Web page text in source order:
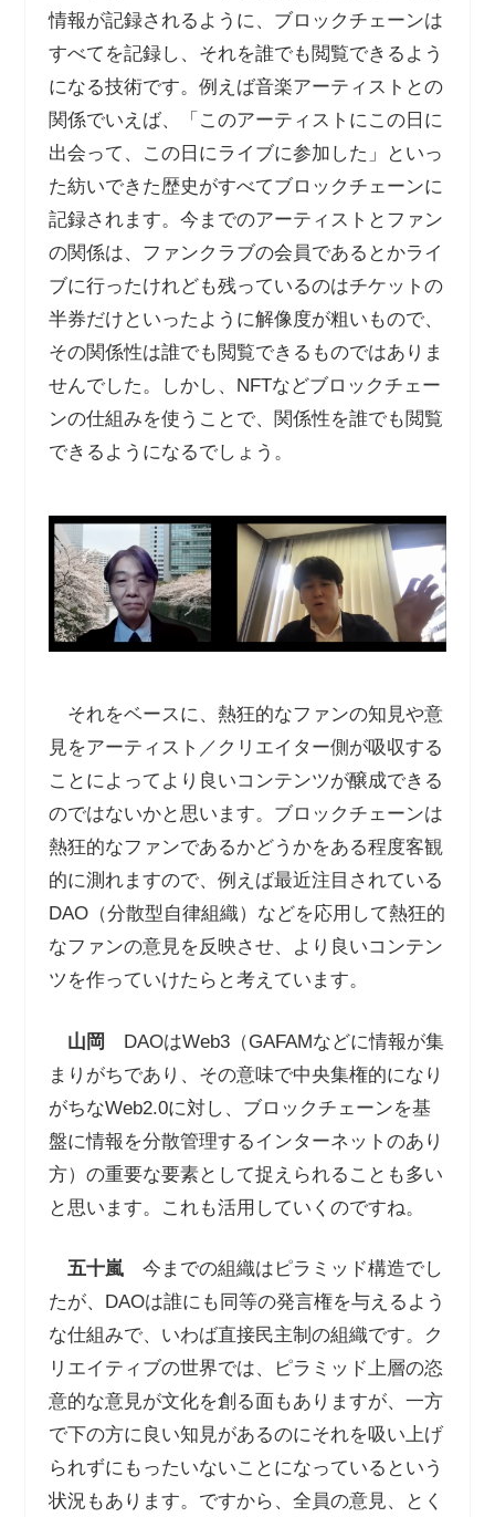
情報が記録されるように、ブロックチェーンは
すべてを記録し、それを誰でも閲覧できるよう
になる技術です。例えば音楽アーティストとの
関係でいえば、「このアーティストにこの日に
出会って、この日にライブに参加した」といっ
た紡いできた歴史がすべてブロックチェーンに
記録されます。今までのアーティストとファン
の関係は、ファンクラブの会員であるとかライ
ブに行ったけれども残っているのはチケットの
半券だけといったように解像度が粗いもので、
その関係性は誰でも閲覧できるものではありま
せんでした。しかし、NFTなどブロックチェー
ンの仕組みを使うことで、関係性を誰でも閲覧
できるようになるでしょう。
それをベースに、熱狂的なファンの知見や意
見をアーティスト／クリエイター側が吸収する
ことによってより良いコンテンツが醸成できる
のではないかと思います。ブロックチェーンは
熱狂的なファンであるかどうかをある程度客観
的に測れますので、例えば最近注目されている
DAO（分散型自律組織）などを応用して熱狂的
なファンの意見を反映させ、より良いコンテン
ツを作っていけたらと考えています。
山岡 DAOはWeb3（GAFAMなどに情報が集
まりがちであり、その意味で中央集権的になり
がちなWeb2.0に対し、ブロックチェーンを基
盤に情報を分散管理するインターネットのあり
方）の重要な要素として捉えられることも多い
と思います。これも活用していくのですね。
五十嵐今までの組織はピラミッド構造でし
たが、DAOは誰にも同等の発言権を与えるよう
な仕組みで、いわば直接民主制の組織です。ク
リエイティブの世界では、ピラミッド上層の恣
意的な意見が文化を創る面もありますが、一方
で下の方に良い知見があるのにそれを吸い上げ
られずにもったいないことになっているという
状況もあります。ですから、全員の意見、とく